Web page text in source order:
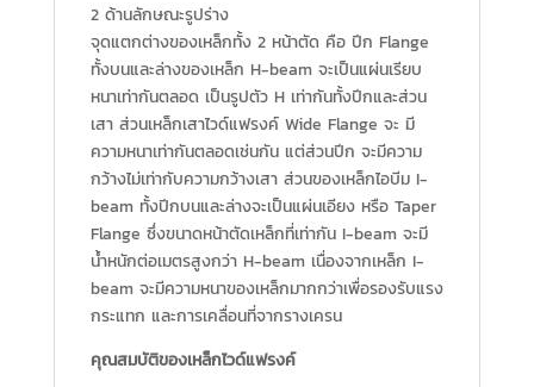
2 ด้านลักษณะรูปร่าง
จุดแตกต่างของเหล็กทั้ง 2 หน้าตัด คือ ปีก Flange
ทั้งบนและล่างของเหล็ก H-beam จะเป็นแผ่นเรียบ
หนาเท่ากันตลอด เป็นรูปตัว H เท่ากันทั้งปีกและส่วน
เสา ส่วนเหล็กเสาไวด์แฟรงค์ Wide Flange จะ มี
ความหนาเท่ากันตลอดเช่นกัน แต่ส่วนปีก จะมีความ
กว้างไม่เท่ากับความกว้างเสา ส่วนของเหล็กไอบีม I-
beam ทั้งปีกบนและล่างจะเป็นแผ่นเอียง หรือ Taper
Flange ซึ่งขนาดหน้าตัดเหล็กที่เท่ากัน I-beam จะมี
น้ำหนักต่อเมตรสูงกว่า H-beam เนื่องจากเหล็ก I-
beam จะมีความหนาของเหล็กมากกว่าเพื่อรองรับแรง
กระแทก และการเคลื่อนที่จากรางเครน
คุณสมบัติของเหล็กไวด์แฟรงค์